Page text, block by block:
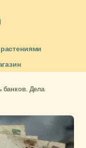
банков. Дела